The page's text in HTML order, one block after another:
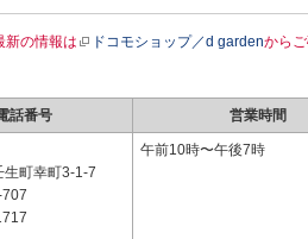
新の情報は ドコモショップ／d gardenからご
話番号 営業時間
生町幸町3-1-7
午前10時〜午後7時